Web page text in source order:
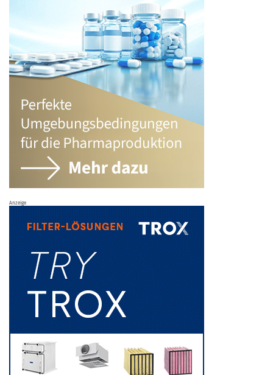
Anzeige